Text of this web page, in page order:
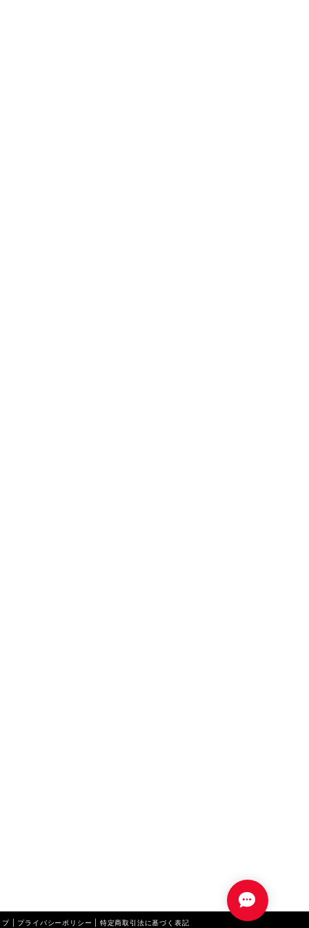
| プライバシーポリシー 特定商取引法に基づく表記